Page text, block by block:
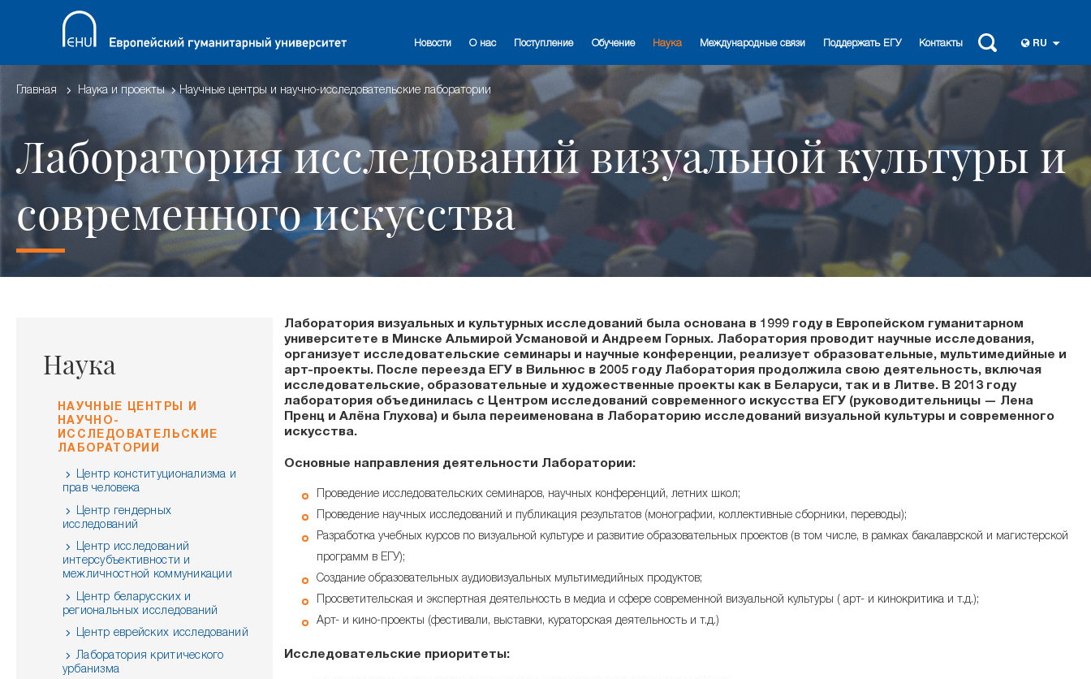
Новости О нас Поступление Обучение Наука Международные связи Поддержать ЕГУ Контакты RU
Главная Наука и проекты Научные центры и научно-исследовательские лаборатории
Лаборатория исследований визуальной культуры и
современного искусства
Наука
НАУЧНЫЕ ЦЕНТРЫ И
НАУЧНО-
ИССЛЕДОВАТЕЛЬСКИЕ
ЛАБОРАТОРИИ
Центр конституционализма и
прав человека
Центр гендерных
исследований
Центр исследований
интерсубъективности и
межличностной коммуникации
Центр беларусских и
региональных исследований
Центр еврейских исследований
Лаборатория критического
урбанизма
Лаборатория визуальных и культурных исследований была основана в 1999 году в Европейском гуманитарном
университете в Минске Альмирой Усмановой и Андреем Горных. Лаборатория проводит научные исследования,
организует исследовательские семинары и научные конференции, реализует образовательные, мультимедийные и
арт-проекты. После переезда ЕГУ в Вильнюс в 2005 году Лаборатория продолжила свою деятельность, включая
исследовательские, образовательные и художественные проекты как в Беларуси, так и в Литве. В 2013 году
лаборатория объединилась с Центром исследований современного искусства ЕГУ (руководительницы — Лена
Пренц и Алёна Глухова) и была переименована в Лабораторию исследований визуальной культуры и современного
искусства.
Основные направления деятельности Лаборатории:
Проведение исследовательских семинаров, научных конференций, летних школ;
Проведение научных исследований и публикация результатов (монографии, коллективные сборники, переводы);
Разработка учебных курсов по визуальной культуре и развитие образовательных проектов (в том числе, в рамках бакалаврской и магистерской
программ в ЕГУ);
Создание образовательных аудиовизуальных мультимедийных продуктов;
Просветительская и экспертная деятельность в медиа и сфере современной визуальной культуры ( арт- и кинокритика и т.д.);
Арт- и кино-проекты (фестивали, выставки, кураторская деятельность и т.д.)
Исследовательские приоритеты: